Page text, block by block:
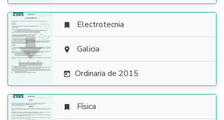

 Electrotecnia
 Galicia
 Ordinaria de 2015
 Física